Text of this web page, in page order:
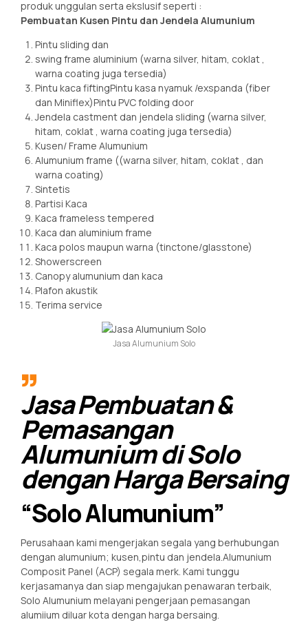
produk unggulan serta ekslusif seperti :
Pembuatan Kusen Pintu dan Jendela Alumunium
Pintu sliding dan
swing frame aluminium (warna silver, hitam, coklat ,
warna coating juga tersedia)
Pintu kaca fiftingPintu kasa nyamuk /exspanda (fiber
dan Miniflex)Pintu PVC folding door
Jendela castment dan jendela sliding (warna silver,
hitam, coklat , warna coating juga tersedia)
Kusen/ Frame Alumunium
Alumunium frame ((warna silver, hitam, coklat , dan
warna coating)
Sintetis
Partisi Kaca
Kaca frameless tempered
Kaca dan aluminium frame
Kaca polos maupun warna (tinctone/glasstone)
Showerscreen
Canopy alumunium dan kaca
Plafon akustik
Terima service
Jasa Alumunium Solo
Jasa Pembuatan &
Pemasangan
Alumunium di Solo
dengan Harga Bersaing
“Solo Alumunium”
Perusahaan kami mengerjakan segala yang berhubungan
dengan alumunium; kusen,pintu dan jendela.Alumunium
Composit Panel (ACP) segala merk. Kami tunggu
kerjasamanya dan siap mengajukan penawaran terbaik,
Solo Alumunium melayani pengerjaan pemasangan
alumiium diluar kota dengan harga bersaing.